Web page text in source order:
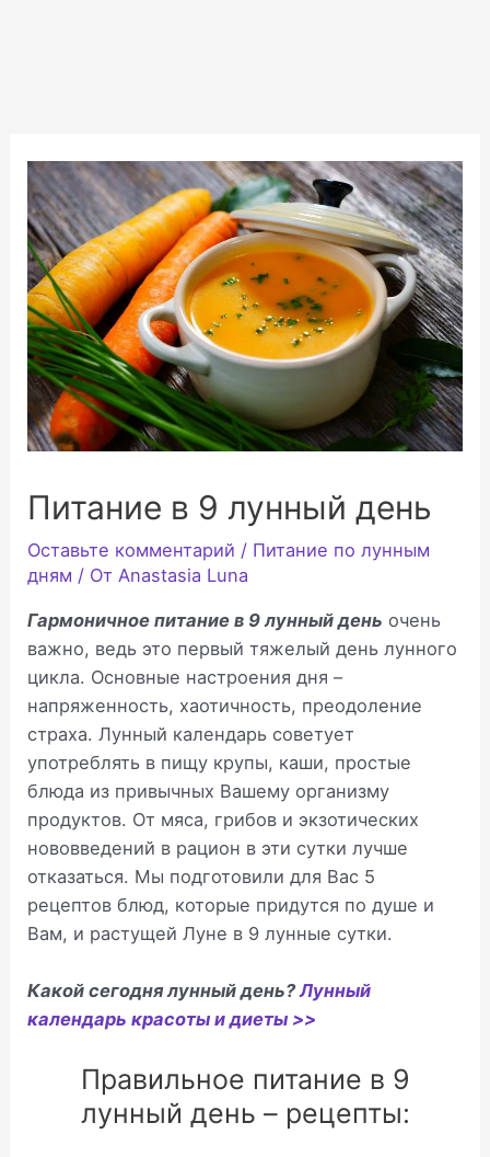
Питание в 9 лунный день
Оставьте комментарий / Питание по лунным
дням / От Anastasia Luna
Гармоничное питание в 9 лунный день очень
важно, ведь это первый тяжелый день лунного
цикла. Основные настроения дня –
напряженность, хаотичность, преодоление
страха. Лунный календарь советует
употреблять в пищу крупы, каши, простые
блюда из привычных Вашему организму
продуктов. От мяса, грибов и экзотических
нововведений в рацион в эти сутки лучше
отказаться. Мы подготовили для Вас 5
рецептов блюд, которые придутся по душе и
Вам, и растущей Луне в 9 лунные сутки.
Какой сегодня лунный день?Лунный
календарь красоты и диеты >>
Правильное питание в 9
лунный день – рецепты: